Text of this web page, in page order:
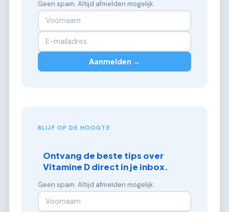
Geen spam. Altijd afmelden mogelijk.
Aanmelden →
BLIJF OP DE HOOGTE
Ontvang de beste tips over
Vitamine D direct in je inbox.
Geen spam. Altijd afmelden mogelijk.